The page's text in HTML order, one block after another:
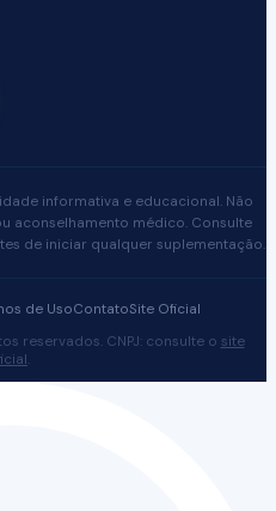
informativa e educacional. Não
aconselhamento médico. Consulte
de iniciar qualquer suplementação.
de UsoContatoSite Oficial
reservados. CNPJ: consulte o site
.